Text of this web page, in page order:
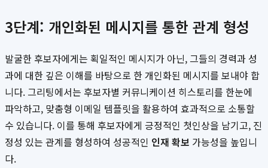
3단계: 개인화된 메시지를 통한 관계 형성
발굴한 후보자에게는 획일적인 메시지가 아닌, 그들의 경력과 성
과에 대한 깊은 이해를 바탕으로 한 개인화된 메시지를 보내야 합
니다. 그리팅에서는 후보자별 커뮤니케이션 히스토리를 한눈에
파악하고, 맞춤형 이메일 템플릿을 활용하여 효과적으로 소통할
수 있습니다. 이를 통해 후보자에게 긍정적인 첫인상을 남기고, 진
정성 있는 관계를 형성하여 성공적인 인재 확보 가능성을 높입니
다.